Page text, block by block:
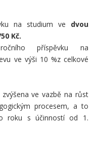
na studium ve
dvou
Kč.
příspěvku na
ve výši 10 %z celkové
ve vazbě na růst
procesem, a to
roku s účinností od 1.